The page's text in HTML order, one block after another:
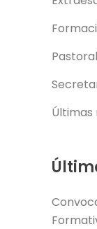
Pastoral
Últimas